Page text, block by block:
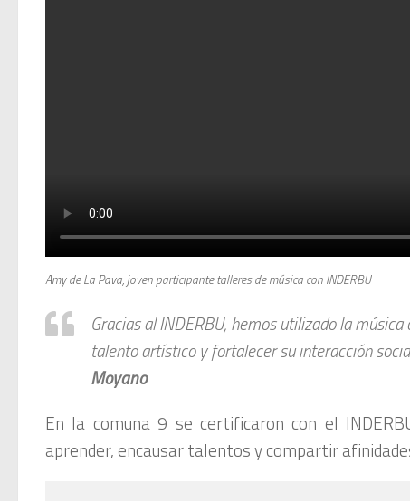
Amy de La Pava, joven participante talleres de música con INDERBU
Gracias al INDERBU, hemos utilizado la
talento artístico y fortalecer su interacción
Moyano
En la comuna 9 se certificaron con el
aprender, encausar talentos y compartir